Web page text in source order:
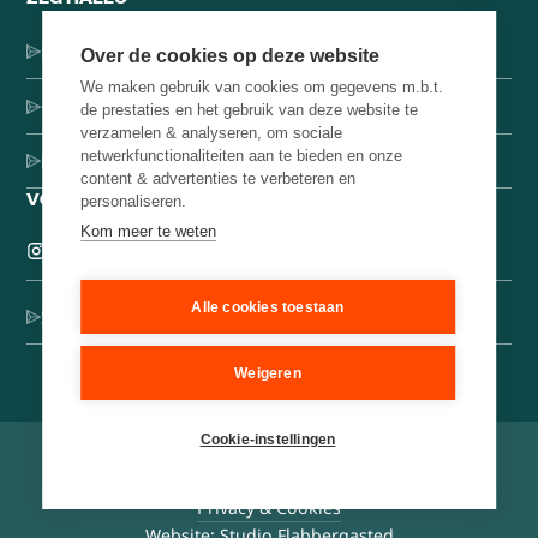
Dorpsstraat 137, 1546 JH Jisp
+31 (0)75-4000071
hello@brainbakery.com
VOLG ONS
Schrijf je in voor onze creatieve nieuwsbrief
©2026Brain Bakery
Privacy & Cookies
Over de cookies op deze website
We maken gebruik van cookies om gegevens m.b.t.
de prestaties en het gebruik van deze website te
verzamelen & analyseren, om sociale
netwerkfunctionaliteiten aan te bieden en onze
content & advertenties te verbeteren en
personaliseren.
Kom meer te weten
Alle cookies toestaan
Weigeren
Cookie-instellingen